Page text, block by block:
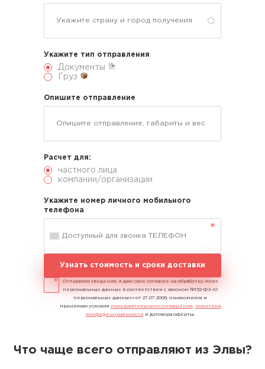
Укажите тип отправления
Документы
Груз
Опишите отправление
Расчет для:
частного лица
компании/организации
Укажите номер личного мобильного
телефона
Узнать стоимость и сроки доставки
Отправляя сведения, я даю свое согласие на обработку моих
персональных данных в соответствии с законом №152-ФЗ «О
персональных данных» от 27.07.2006, ознакомился и
принимаю условия пользовательского соглашения
политики
конфиденциальности и договора оферты.
Что чаще всего отправляют из Элвы?